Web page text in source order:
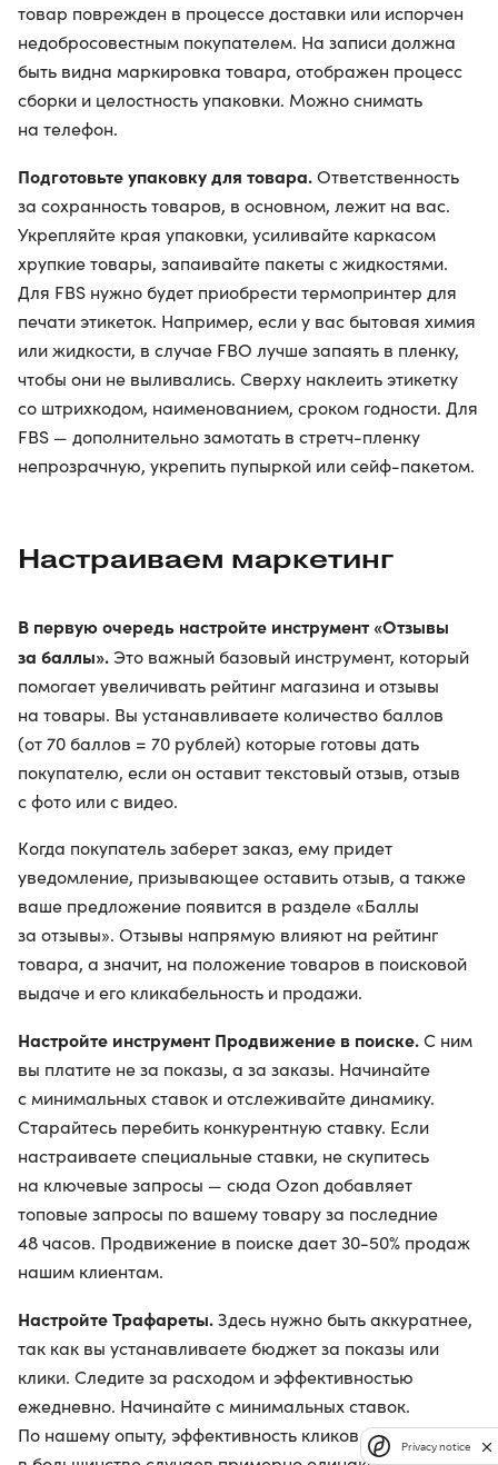
товар поврежден в процессе доставки или испорчен
недобросовестным покупателем. На записи должна
быть видна маркировка товара, отображен процесс
сборки и целостность упаковки. Можно снимать
на телефон.
Подготовьте упаковку для товара.Ответственность
за сохранность товаров, в основном, лежит на вас.
Укрепляйте края упаковки, усиливайте каркасом
хрупкие товары, запаивайте пакеты с жидкостями.
Для FBS нужно будет приобрести термопринтер для
печати этикеток. Например, если у вас бытовая химия
или жидкости, в случае FBO лучше запаять в пленку,
чтобы они не выливались. Сверху наклеить этикетку
со штрихкодом, наименованием, сроком годности. Для
FBS — дополнительно замотать в стретч-пленку
непрозрачную, укрепить пупыркой или сейф-пакетом.
Настраиваем маркетинг
В первую очередь настройте инструмент «Отзывы
за баллы».Это важный базовый инструмент, который
помогает увеличивать рейтинг магазина и отзывы
на товары. Вы устанавливаете количество баллов
(от 70 баллов = 70 рублей) которые готовы дать
покупателю, если он оставит текстовый отзыв, отзыв
с фото или с видео.
Когда покупатель заберет заказ, ему придет
уведомление, призывающее оставить отзыв, а также
ваше предложение появится в разделе «Баллы
за отзывы». Отзывы напрямую влияют на рейтинг
товара, а значит, на положение товаров в поисковой
выдаче и его кликабельность и продажи.
Настройте инструмент Продвижение в поиске.С ним
вы платите не за показы, а за заказы. Начинайте
с минимальных ставок и отслеживайте динамику.
Старайтесь перебить конкурентную ставку. Если
настраиваете специальные ставки, не скупитесь
на ключевые запросы — сюда Ozon добавляет
топовые запросы по вашему товару за последние
48 часов. Продвижение в поиске дает 30-50% продаж
нашим клиентам.
Настройте Трафареты.Здесь нужно быть аккуратнее,
так как вы устанавливаете бюджет за показы или
клики. Следите за расходом и эффективностью
ежедневно. Начинайте с минимальных ставок.
По нашему опыту, эффективность кликов и показов
Privacy notice